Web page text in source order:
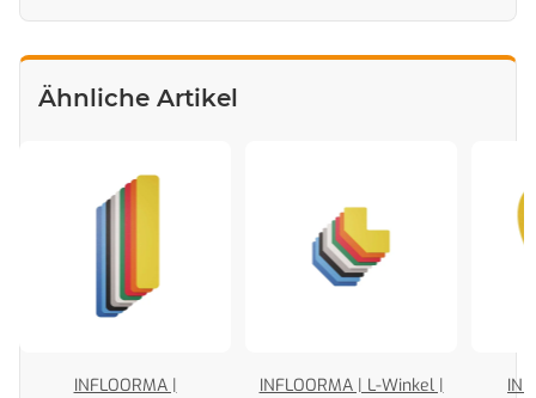
Ähnliche Artikel
INFLOORMA |
INFLOORMA | L-Winkel |